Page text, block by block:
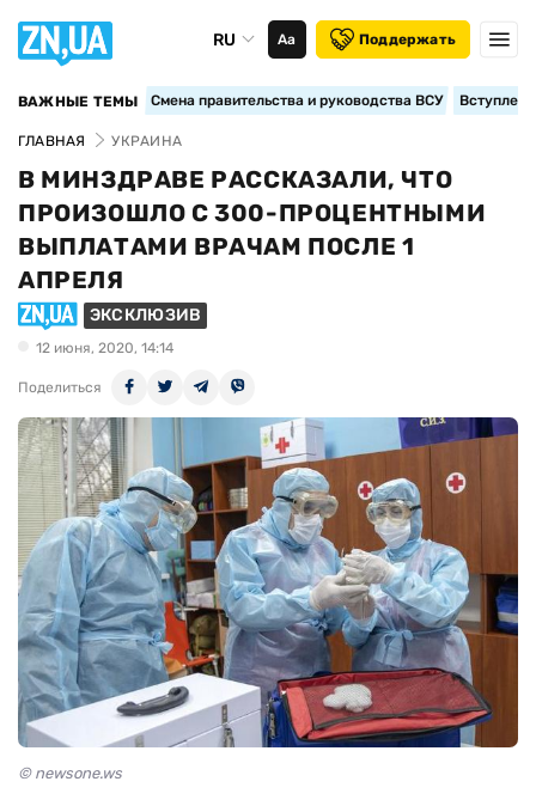
RU Аа Поддержать
ВАЖНЫЕ ТЕМЫ Смена правительства и руководства ВСУ
ГЛАВНАЯ УКРАИНА
В МИНЗДРАВЕ РАССКАЗАЛИ, ЧТО
ПРОИЗОШЛО С 300-ПРОЦЕНТНЫМИ
ВЫПЛАТАМИ ВРАЧАМ ПОСЛЕ 1
АПРЕЛЯ
ЭКСКЛЮЗИВ
12 июня, 2020, 14:14
Поделиться
© newsone.ws